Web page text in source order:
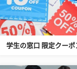
学生の窓口 限定クーポ